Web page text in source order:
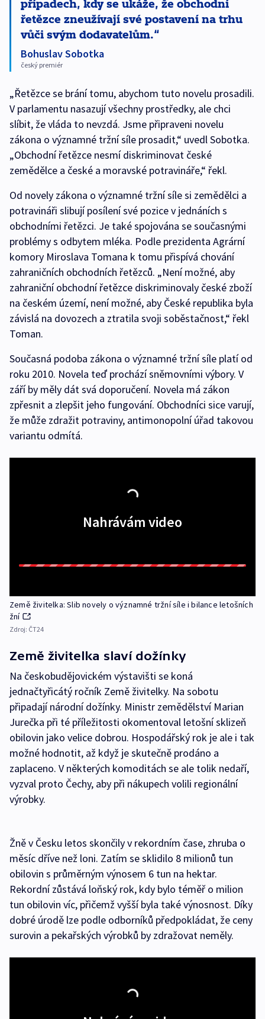
případech, kdy se ukáže, že obchodní
řetězce zneužívají své postavení na trhu
vůči svým dodavatelům.
Bohuslav Sobotka
český premiér
„Řetězce se brání tomu, abychom tuto novelu prosadili.
V parlamentu nasazují všechny prostředky, ale chci
slíbit, že vláda to nevzdá. Jsme připraveni novelu
zákona o významné tržní síle prosadit,“ uvedl Sobotka.
„Obchodní řetězce nesmí diskriminovat české
zemědělce a české a moravské potravináře,“ řekl.
Od novely zákona o významné tržní síle si zemědělci a
potravináři slibují posílení své pozice v jednáních s
obchodními řetězci. Je také spojována se současnými
problémy s odbytem mléka. Podle prezidenta Agrární
komory Miroslava Tomana k tomu přispívá chování
zahraničních obchodních řetězců. „Není možné, aby
zahraniční obchodní řetězce diskriminovaly české zboží
na českém území, není možné, aby České republika byla
závislá na dovozech a ztratila svoji soběstačnost,“ řekl
Toman.
Současná podoba zákona o významné tržní síle platí od
roku 2010. Novela teď prochází sněmovními výbory. V
září by měly dát svá doporučení. Novela má zákon
zpřesnit a zlepšit jeho fungování. Obchodníci sice varují,
že může zdražit potraviny, antimonopolní úřad takovou
variantu odmítá.
Nahrávám video
Země živitelka: Slib novely o významné tržní síle i bilance letošních
žní
Zdroj: ČT24
Země živitelka slaví dožínky
Na českobudějovickém výstavišti se koná
jednačtyřicátý ročník Země živitelky. Na sobotu
připadají národní dožínky. Ministr zemědělství Marian
Jurečka při té příležitosti okomentoval letošní sklizeň
obilovin jako velice dobrou. Hospodářský rok je ale i tak
možné hodnotit, až když je skutečně prodáno a
zaplaceno. V některých komoditách se ale tolik nedaří,
vyzval proto Čechy, aby při nákupech volili regionální
výrobky.
Žně v Česku letos skončily v rekordním čase, zhruba o
měsíc dříve než loni. Zatím se sklidilo 8 milionů tun
obilovin s průměrným výnosem 6 tun na hektar.
Rekordní zůstává loňský rok, kdy bylo téměř o milion
tun obilovin víc, přičemž vyšší byla také výnosnost. Díky
dobré úrodě lze podle odborníků předpokládat, že ceny
surovin a pekařských výrobků by zdražovat neměly.